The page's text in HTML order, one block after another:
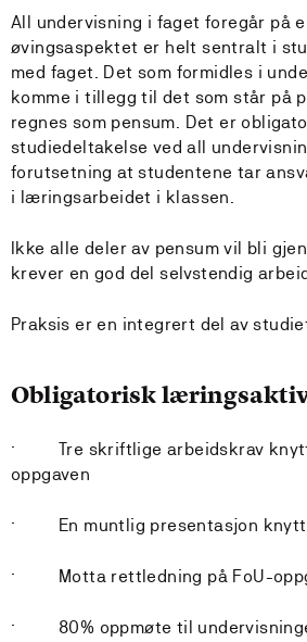
All undervisning i faget foregår på
øvingsaspektet er helt sentralt i
med faget. Det som formidles i
komme i tillegg til det som står på
regnes som pensum. Det er
studiedeltakelse ved all
forutsetning at studentene tar
i læringsarbeidet i klassen.
Ikke alle deler av pensum vil bli
krever en god del selvstendig
Praksis er en integrert del av
Obligatorisk
· Tre skriftlige arbeidskrav
oppgaven
· En muntlig presentasjon
· Motta rettledning på FoU-
· 80% oppmøte til